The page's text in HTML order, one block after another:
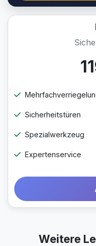
Sicherheitstüren
Spezialwerkzeug
Expertenservice
Weitere